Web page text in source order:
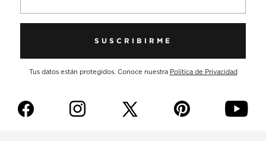
SUSCRIBIRME
Tus datos están protegidos. Conoce nuestra Política de Privacidad
f i p y